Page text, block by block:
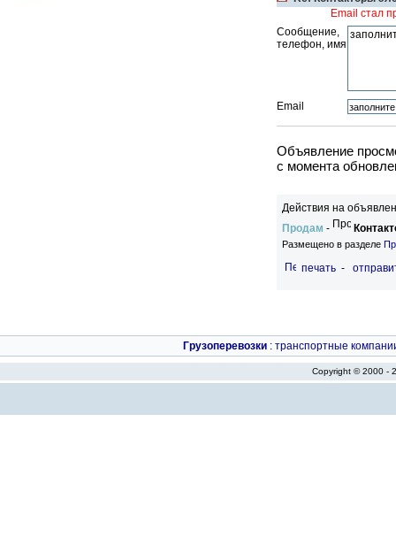
Email стал
Сообщение,
телефон, имя
Email
Объявление
c момента
Действия на
Продам -
Размещено в разделе
печать -
Грузоперевозки : транспортные
Copyright © 2000 -